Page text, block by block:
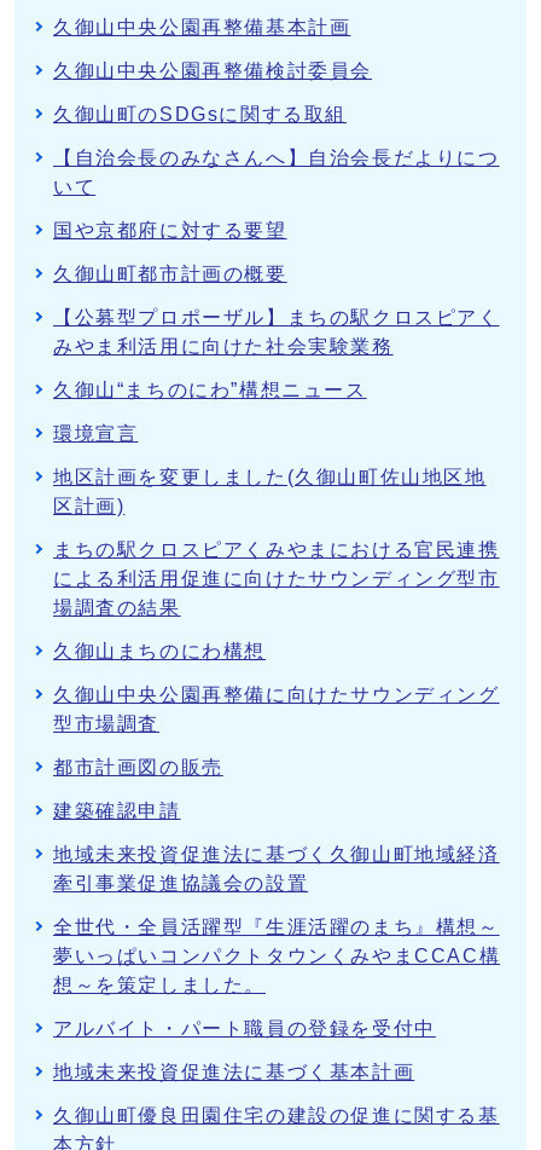
久御山中央公園再整備基本計画
久御山中央公園再整備検討委員会
久御山町のSDGsに関する取組
【自治会長のみなさんへ】自治会長だよりにつ
いて
国や京都府に対する要望
久御山町都市計画の概要
【公募型プロポーザル】まちの駅クロスピアく
みやま利活用に向けた社会実験業務
久御山“まちのにわ”構想ニュース
環境宣言
地区計画を変更しました(久御山町佐山地区地
区計画)
まちの駅クロスピアくみやまにおける官民連携
による利活用促進に向けたサウンディング型市
場調査の結果
久御山まちのにわ構想
久御山中央公園再整備に向けたサウンディング
型市場調査
都市計画図の販売
建築確認申請
地域未来投資促進法に基づく久御山町地域経済
牽引事業促進協議会の設置
全世代・全員活躍型『生涯活躍のまち』構想～
夢いっぱいコンパクトタウンくみやまCCAC構
想～を策定しました。
アルバイト・パート職員の登録を受付中
地域未来投資促進法に基づく基本計画
久御山町優良田園住宅の建設の促進に関する基
本方針